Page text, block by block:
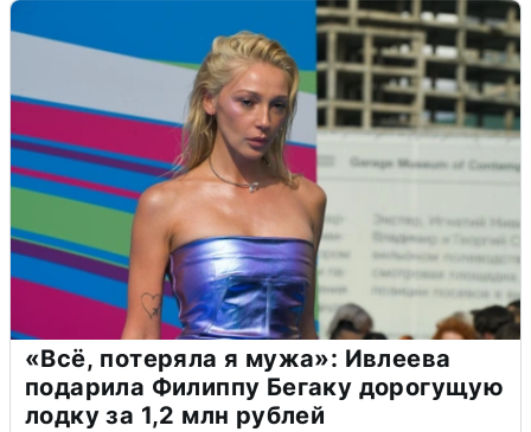
«Всё, потеряла я мужа»: Ивлеева
подарила Филиппу Бегаку дорогущую
лодку за 1,2 млн рублей